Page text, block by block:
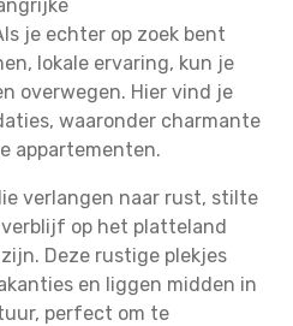
je echter op zoek bent
lokale ervaring, kun je
overwegen. Hier vind je
waaronder charmante
appartementen.
verlangen naar rust, stilte
op het platteland
Deze rustige plekjes
en liggen midden in
perfect om te